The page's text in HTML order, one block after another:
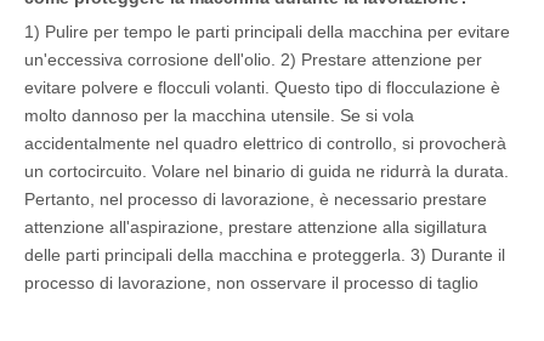
1) Pulire per tempo le parti principali della macchina per evitare
un'eccessiva corrosione dell'olio. 2) Prestare attenzione per
evitare polvere e flocculi volanti. Questo tipo di flocculazione è
molto dannoso per la macchina utensile. Se si vola
accidentalmente nel quadro elettrico di controllo, si provocherà
un cortocircuito. Volare nel binario di guida ne ridurrà la durata.
Pertanto, nel processo di lavorazione, è necessario prestare
attenzione all'aspirazione, prestare attenzione alla sigillatura
delle parti principali della macchina e proteggerla. 3) Durante il
processo di lavorazione, non osservare il processo di taglio